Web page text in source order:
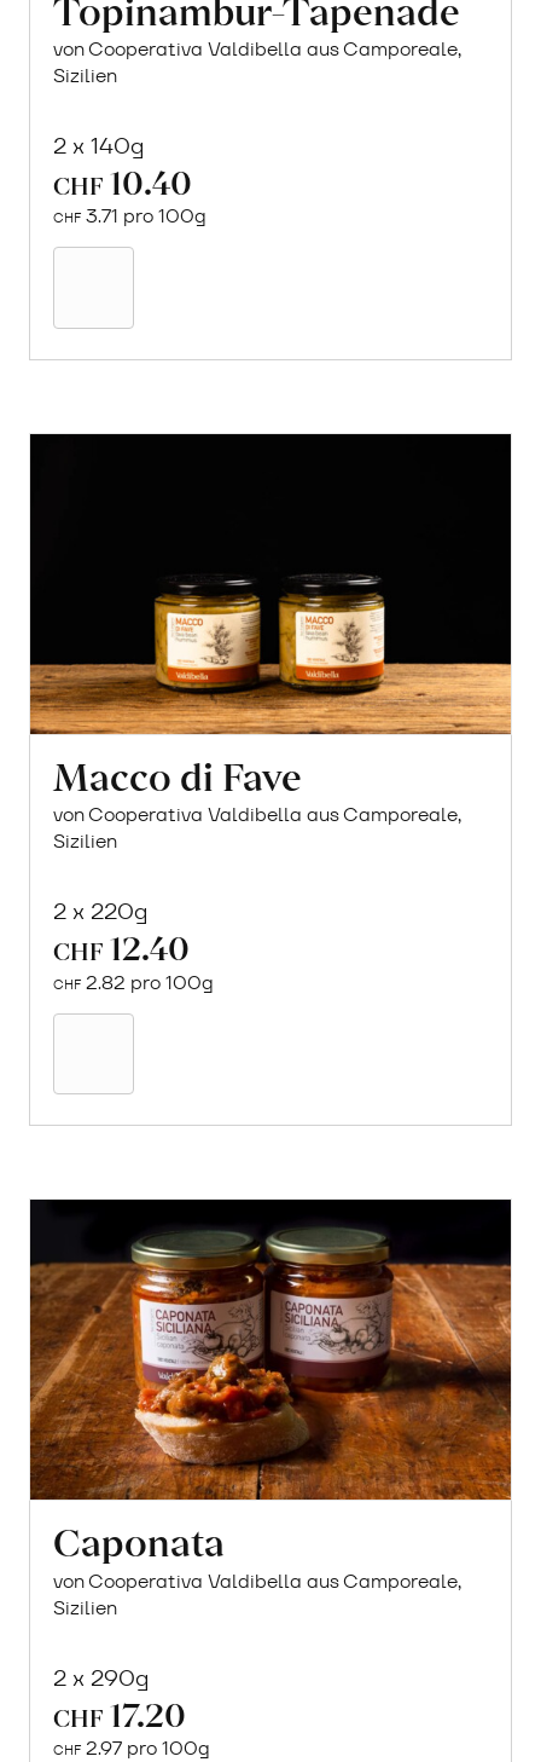
von Cooperativa Valdibella aus Camporeale,
Sizilien
2 x 140g
CHF 10.40
CHF 3.71 pro 100g
Macco di Fave
von Cooperativa Valdibella aus Camporeale,
Sizilien
2 x 220g
CHF 12.40
CHF 2.82 pro 100g
Caponata
von Cooperativa Valdibella aus Camporeale,
Sizilien
2 x 290g
CHF 17.20
CHF 2.97 pro 100g